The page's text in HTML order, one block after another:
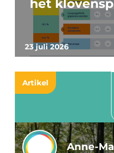
23 juli 2026
het
Artikel
Anne-